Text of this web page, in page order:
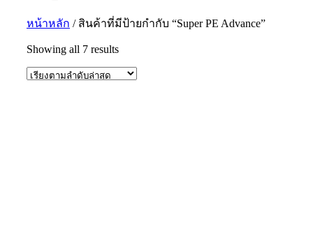
หน้าหลัก / สินค้าที่มีป้ายกำกับ “Super PE Advance”
Showing all 7 resultsSorted
latest